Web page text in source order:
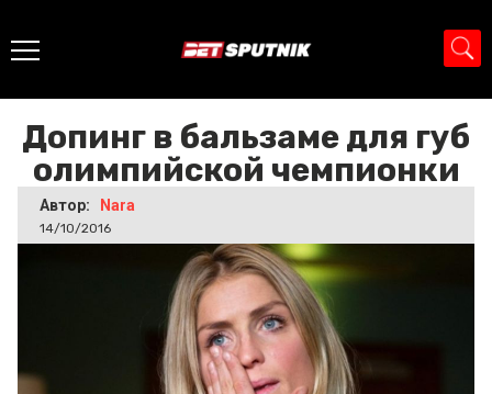
Допинг в бальзаме для губ
олимпийской чемпионки
Автор: Nara
14/10/2016